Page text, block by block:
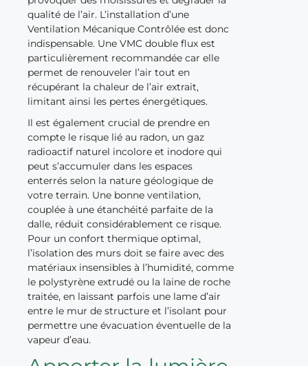
qualité de l’air. L’installation d’une
Ventilation Mécanique Contrôlée est donc
indispensable. Une VMC double flux est
particulièrement recommandée car elle
permet de renouveler l’air tout en
récupérant la chaleur de l’air extrait,
limitant ainsi les pertes énergétiques.
Il est également crucial de prendre en
compte le risque lié au radon, un gaz
radioactif naturel incolore et inodore qui
peut s’accumuler dans les espaces
enterrés selon la nature géologique de
votre terrain. Une bonne ventilation,
couplée à une étanchéité parfaite de la
dalle, réduit considérablement ce risque.
Pour un confort thermique optimal,
l’isolation des murs doit se faire avec des
matériaux insensibles à l’humidité, comme
le polystyrène extrudé ou la laine de roche
traitée, en laissant parfois une lame d’air
entre le mur de structure et l’isolant pour
permettre une évacuation éventuelle de la
vapeur d’eau.